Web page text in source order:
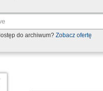
do archiwum? Zobacz ofertę